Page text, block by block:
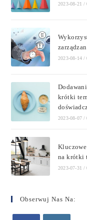
2023-08-21 /
2023-08-14 /
krótki
2023-08-07 /
na krótki
2023-07-31 /
Obserwuj Nas Na: